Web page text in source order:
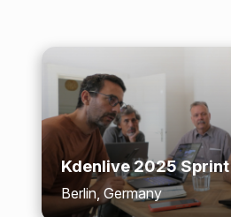
Kdenlive 2025 Sprint
Berlin, Germany